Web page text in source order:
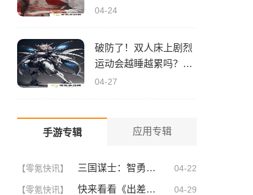
网友疯狂推荐！
04-24
破防了！双人床上剧烈
运动会越睡越累吗？这
3大原因让你惊呆！
04-27
手游专辑 应用专辑
【零氪快讯】 三国谋士：智勇双全的幕后英雄 04-22
【零氪快讯】 快来看看《出差的日子》叶爱背后的深刻故事！竟然让人泪崩的原因 04-29